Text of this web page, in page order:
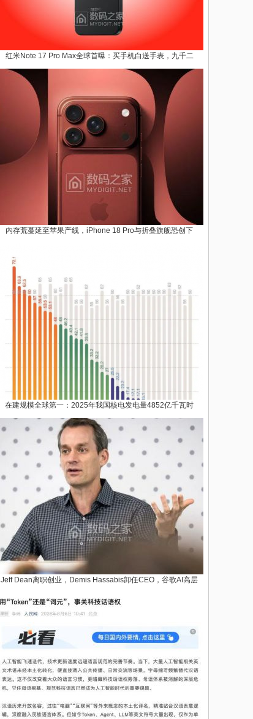
红米Note 17 Pro Max全球首曝：买手机白送手表，九千二
内存荒蔓延至苹果产线，iPhone 18 Pro与折叠旗舰恐创下
在建规模全球第一：2025年我国核电发电量4852亿千瓦时
Jeff Dean离职创业，Demis Hassabis卸任CEO，谷歌AI高层